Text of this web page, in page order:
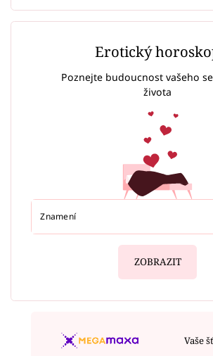
Erotický
Poznejte budoucnost vašeho
života
ZOBRAZIT
Vaše